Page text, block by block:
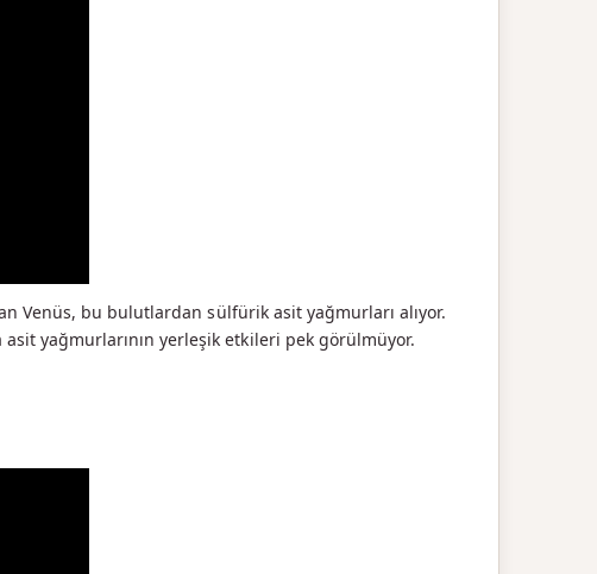
Venüs, bu bulutlardan sülfürik asit yağmurları alıyor.
asit yağmurlarının yerleşik etkileri pek görülmüyor.